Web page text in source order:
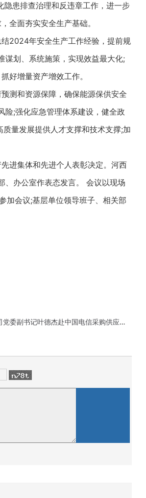
隐患排查治理和反违章工作，进一步
全面夯实安全生产基础。
2024年安全生产工作经验，提前规
谋划、系统施策，实现效益最大化;
好增量资产增效工作。
测和资源保障，确保能源保供安全
险;强化应急管理体系建设，健全政
量发展提供人才支撑和技术支撑;加
进集体和先进个人表彰决定。河西
、办公室作表态发言。 会议以现场
加会议;基层单位领导班子、相关部
副书记叶德杰赴中国电信采购供应链管理中心调研